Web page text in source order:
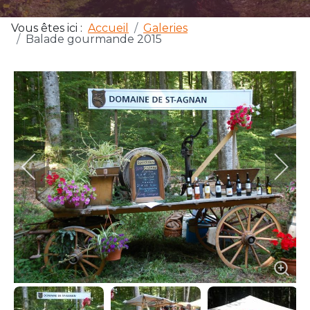
Vous êtes ici : Accueil
Galeries
Balade gourmande 2015